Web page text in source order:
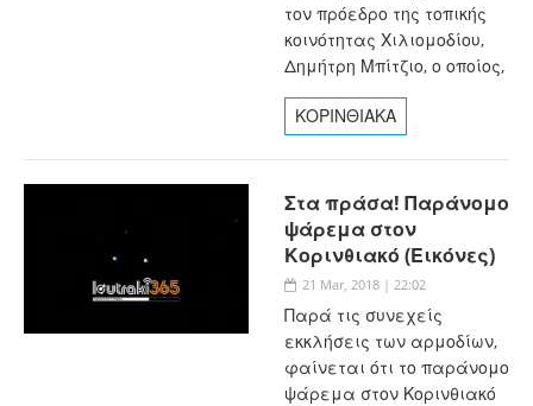
τον πρόεδρο της τοπικής
κοινότητας Χιλιομοδίου,
Δημήτρη Μπίτζιο, ο οποίος,
ΚΟΡΙΝΘΙΑΚΑ
Στα πράσα! Παράνομο
ψάρεμα στον
Κορινθιακό (Εικόνες)
21 Mar, 2018 | 22:02
Παρά τις συνεχείς
εκκλήσεις των αρμοδίων,
φαίνεται ότι το παράνομο
ψάρεμα στον Κορινθιακό